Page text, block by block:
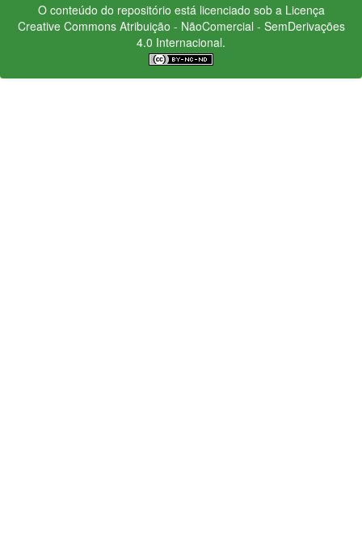
O conteúdo do repositório está licenciado sob a Licença
Creative CommonsAtribuição - NãoComercial - SemDerivações
4.0 Internacional.